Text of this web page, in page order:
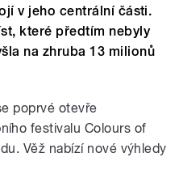
v jeho centrální části.
které předtím nebyly
na zhruba 13 milionů
poprvé otevře
festivalu Colours of
Věž nabízí nové výhledy